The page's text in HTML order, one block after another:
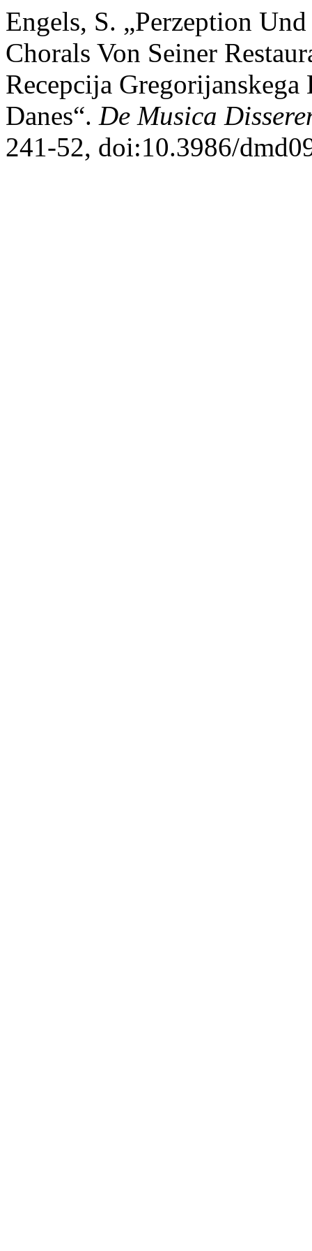
Engels, S. „Perzeption
Chorals Von Seiner
Recepcija
Danes“. De Musica
241-52, doi:10.3986/